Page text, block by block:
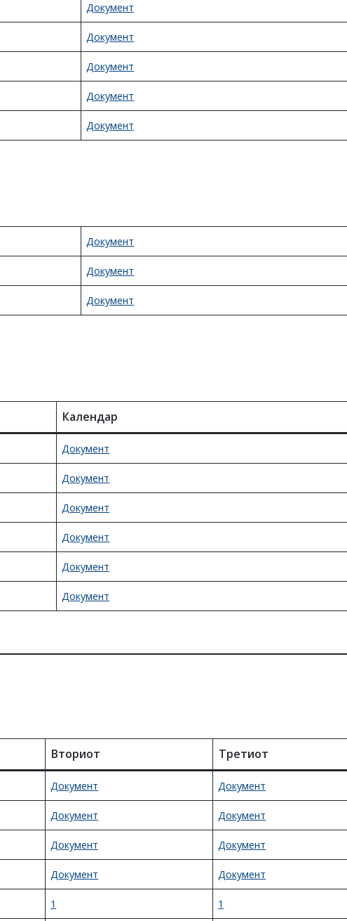
Документ
Документ
Документ
Документ
Документ
Документ
Документ
Документ
Календар
Документ
Документ
Документ
Документ
Документ
Документ
Вториот Третиот
Документ Документ
Документ Документ
Документ Документ
Документ Документ
1 1